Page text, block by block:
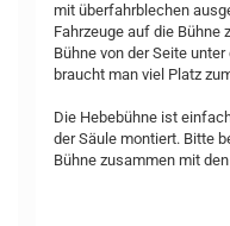
mit überfahrblechen
Fahrzeuge auf die Bühne
Bühne von der Seite
braucht man viel Platz
Die Hebebühne ist
der Säule montiert. Bitte
Bühne zusammen mit